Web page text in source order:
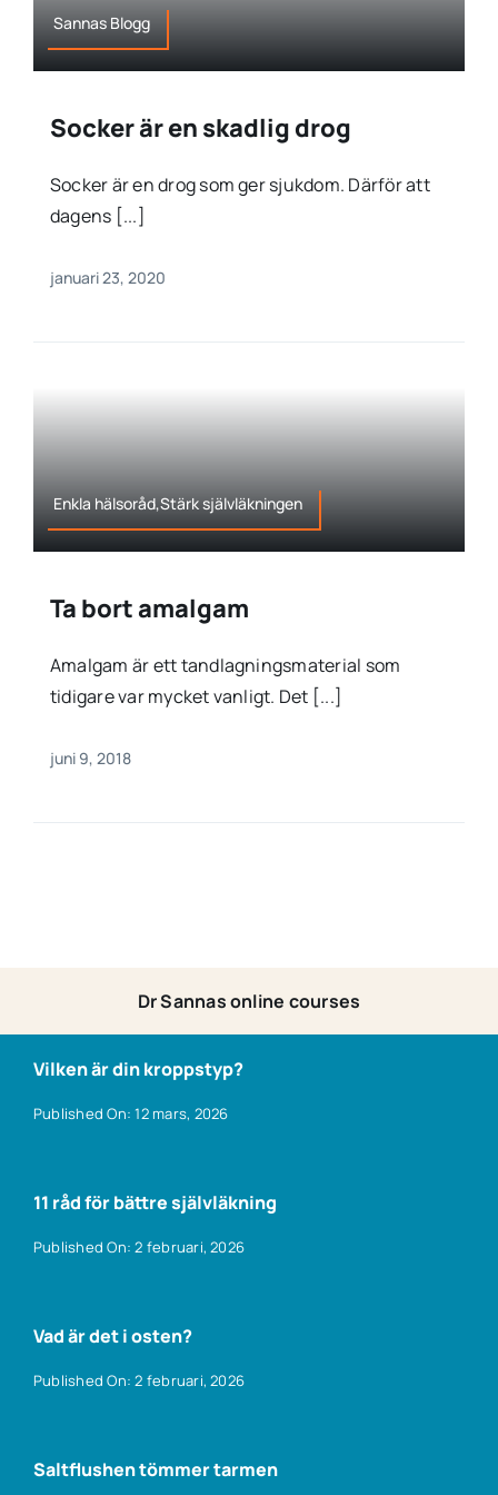
Sannas Blogg
Socker är en skadlig drog
Socker är en drog som ger sjukdom. Därför att
dagens [...]
januari 23, 2020
Enkla hälsoråd,Stärk självläkningen
Ta bort amalgam
Amalgam är ett tandlagningsmaterial som
tidigare var mycket vanligt. Det [...]
juni 9, 2018
Dr Sannas online courses
Vilken är din kroppstyp?
Published On: 12 mars, 2026
11 råd för bättre självläkning
Published On: 2 februari, 2026
Vad är det i osten?
Published On: 2 februari, 2026
Saltflushen tömmer tarmen